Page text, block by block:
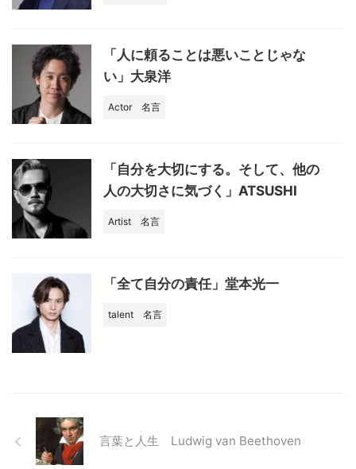
「人に頼ることは悪いことじゃな
い」大泉洋
Actor 名言
「自分を大切にする。そして、他の
人の大切さに気づく」ATSUSHI
Artist 名言
「全て自分の責任」堂本光一
talent 名言
言葉と人生 Ludwig van Beethoven